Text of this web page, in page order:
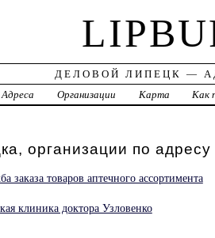
ДЕЛОВОЙ ЛИПЕЦК —
Адреса
Организации Карта Как
организации по
заказа товаров аптечного ассортимента
клиника доктора Узловенко